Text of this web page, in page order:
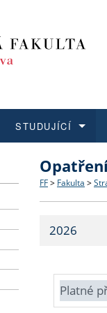
Struktura
Strategie
Fakultní
Co
Učitelské
STUDUJÍCÍ
O vědě a
Aktuální
FF > Fakulta >
2026
Platné